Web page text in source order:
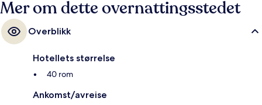
Mer om dette overnattingsstedet
Overblikk
Hotellets størrelse
40 rom
Ankomst/avreise